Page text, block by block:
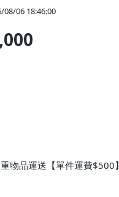
08/06 18:46:00
物品運送【單件運費$500】